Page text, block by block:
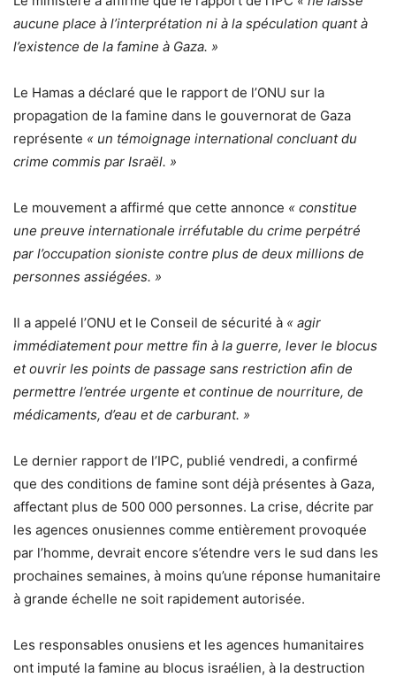
aucune place à l’interprétation ni à la spéculation quant à
l’existence de la famine à Gaza. »
Le Hamas a déclaré que le rapport de l’ONU sur la
propagation de la famine dans le gouvernorat de Gaza
représente « un témoignage international concluant du
crime commis par Israël. »
Le mouvement a affirmé que cette annonce « constitue
une preuve internationale irréfutable du crime perpétré
par l’occupation sioniste contre plus de deux millions de
personnes assiégées. »
Il a appelé l’ONU et le Conseil de sécurité à « agir
immédiatement pour mettre fin à la guerre, lever le blocus
et ouvrir les points de passage sans restriction afin de
permettre l’entrée urgente et continue de nourriture, de
médicaments, d’eau et de carburant. »
Le dernier rapport de l’IPC, publié vendredi, a confirmé
que des conditions de famine sont déjà présentes à Gaza,
affectant plus de 500 000 personnes. La crise, décrite par
les agences onusiennes comme entièrement provoquée
par l’homme, devrait encore s’étendre vers le sud dans les
prochaines semaines, à moins qu’une réponse humanitaire
à grande échelle ne soit rapidement autorisée.
Les responsables onusiens et les agences humanitaires
ont imputé la famine au blocus israélien, à la destruction